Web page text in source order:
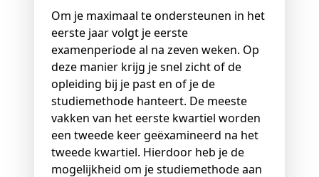
Om je maximaal te ondersteunen in het
eerste jaar volgt je eerste
examenperiode al na zeven weken. Op
deze manier krijg je snel zicht of de
opleiding bij je past en of je de
studiemethode hanteert. De meeste
vakken van het eerste kwartiel worden
een tweede keer geëxamineerd na het
tweede kwartiel. Hierdoor heb je de
mogelijkheid om je studiemethode aan